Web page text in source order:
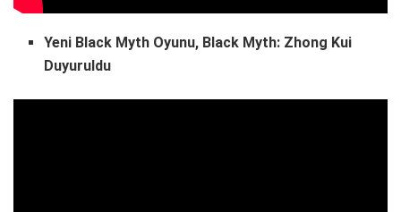
Yeni Black Myth Oyunu, Black Myth: Zhong Kui
Duyuruldu